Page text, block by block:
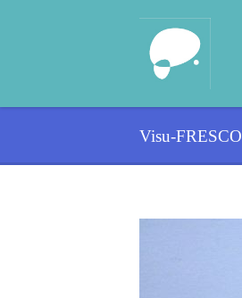
Visu-FRESCO